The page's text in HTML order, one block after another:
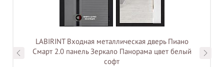
LABIRINT Входная металлическая дверь Пиано
Смарт 2.0 панель Зеркало Панорама цвет белый
софт